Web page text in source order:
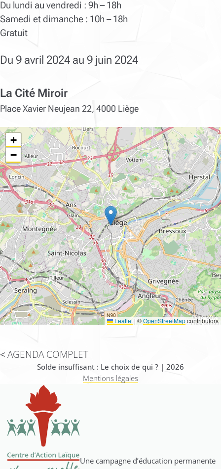
Du lundi au vendredi : 9h – 18h
Samedi et dimanche : 10h – 18h
Gratuit
Du 9 avril 2024 au 9 juin 2024
La Cité Miroir
Place Xavier Neujean 22, 4000 Liège
+
−
Leaflet | ©OpenStreetMapcontributors
AGENDA COMPLET
Solde insuffisant : Le choix de qui ? | 2026
Mentions légales
Une campagne d’éducation permanente